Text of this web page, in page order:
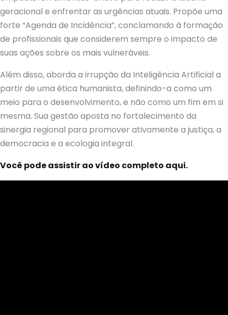
geracional e enfrentar as urgências atuais. Propõe uma
forte “Agenda de Incidência”, conclamando à formação
de profissionais que considerem sempre o impacto de
suas ações sobre os mais vulneráveis.
Além disso, aborda a irrupção da Inteligência Artificial a
partir de uma ética humanista, definindo-a como um
meio para o desenvolvimento, e não como um fim em si
mesma. Sua gestão aposta no fortalecimento da
sinergia regional para promover ativamente a justiça, a
democracia e a ecologia integral.
Você pode assistir ao vídeo completo aqui.